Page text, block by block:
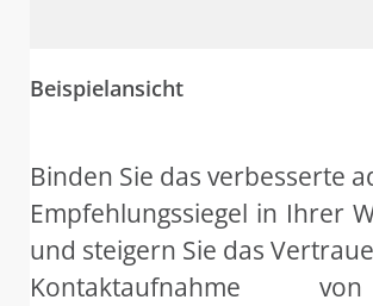
Beispielansicht
Binden Sie das verbesserte
Empfehlungssiegel in Ihrer
und steigern Sie das
Kontaktaufnahme